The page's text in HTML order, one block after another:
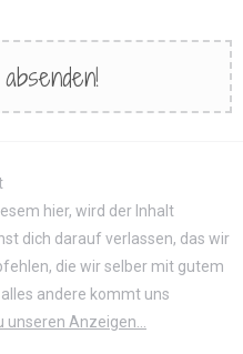
hier, wird der Inhalt
dich darauf verlassen, das wir
die wir selber mit gutem
andere kommt uns
unseren Anzeigen...